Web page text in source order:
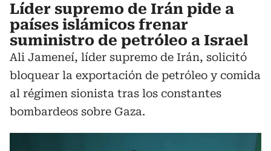
Líder supremo de Irán pide a
países islámicos frenar
suministro de petróleo a Israel
Ali Jameneí, líder supremo de Irán, solicitó
bloquear la exportación de petróleo y comida
al régimen sionista tras los constantes
bombardeos sobre Gaza.